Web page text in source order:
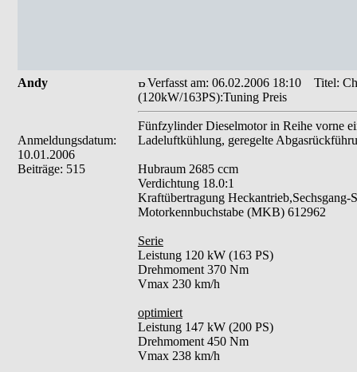
Andy
Anmeldungsdatum:
10.01.2006
Beiträge: 515
Verfasst am: 06.02.2006 18:10
Titel:
(120kW/163PS):Tuning Preis
Fünfzylinder Dieselmotor in Reihe vorne
Ladeluftkühlung, geregelte
Hubraum 2685 ccm
Verdichtung 18.0:1
Kraftübertragung Heckantrieb,Sechsgang-
Motorkennbuchstabe (MKB) 612962
Serie
Leistung 120 kW (163 PS)
Drehmoment 370 Nm
Vmax 230 km/h
optimiert
Leistung 147 kW (200 PS)
Drehmoment 450 Nm
Vmax 238 km/h